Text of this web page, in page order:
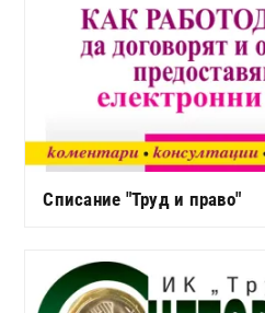
Списание "Труд и право"